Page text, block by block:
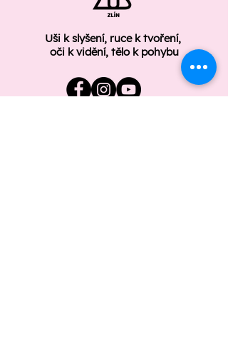
Uši k slyšení, ruce k tvoření,
oči k vidění, tělo k pohybu